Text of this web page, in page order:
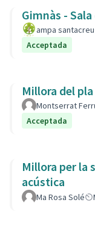
Gimnàs -
ampa santacreu
Acceptada
Millora del
Montserrat
Acceptada
Millora per la
acústica
Ma Rosa Solé